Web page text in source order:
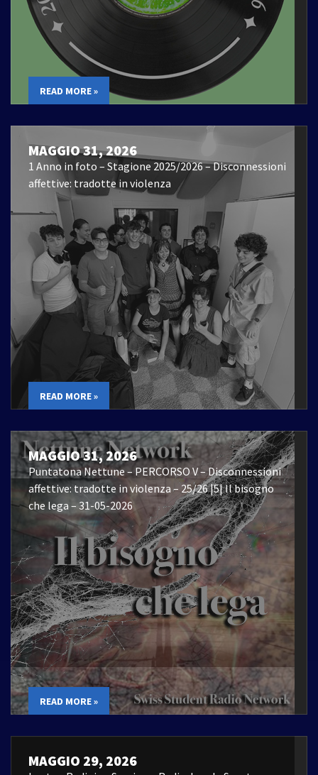
READ MORE »
MAGGIO 31, 2026
1 Anno in foto – Stagione 2025/2026 – Disconnessioni
affettive: tradotte in violenza
READ MORE »
MAGGIO 31, 2026
Puntatona Nettune – PERCORSO V – Disconnessioni
affettive: tradotte in violenza – 25/26 |5| Il bisogno
che lega – 31-05-2026
READ MORE »
MAGGIO 29, 2026